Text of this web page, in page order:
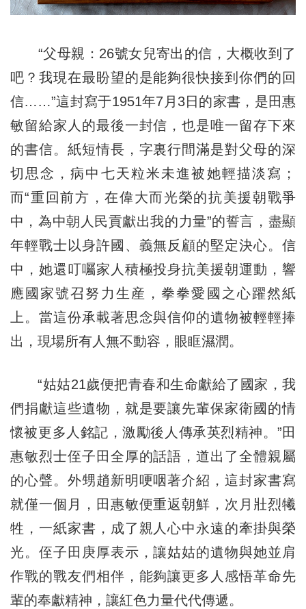
“父母親：26號女兒寄出的信，大概收到了
吧？我現在最盼望的是能夠很快接到你們的回
信……”這封寫于1951年7月3日的家書，是田惠
敏留給家人的最後一封信，也是唯一留存下來
的書信。紙短情長，字裏行間滿是對父母的深
切思念，病中七天粒米未進被她輕描淡寫；
而“重回前方，在偉大而光榮的抗美援朝戰爭
中，為中朝人民貢獻出我的力量”的誓言，盡顯
年輕戰士以身許國、義無反顧的堅定決心。信
中，她還叮囑家人積極投身抗美援朝運動，響
應國家號召努力生産，拳拳愛國之心躍然紙
上。當這份承載著思念與信仰的遺物被輕輕捧
出，現場所有人無不動容，眼眶濕潤。
“姑姑21歲便把青春和生命獻給了國家，我
們捐獻這些遺物，就是要讓先輩保家衛國的情
懷被更多人銘記，激勵後人傳承英烈精神。”田
惠敏烈士侄子田全厚的話語，道出了全體親屬
的心聲。外甥趙新明哽咽著介紹，這封家書寫
就僅一個月，田惠敏便重返朝鮮，次月壯烈犧
牲，一紙家書，成了親人心中永遠的牽掛與榮
光。侄子田庚厚表示，讓姑姑的遺物與她並肩
作戰的戰友們相伴，能夠讓更多人感悟革命先
輩的奉獻精神，讓紅色力量代代傳遞。